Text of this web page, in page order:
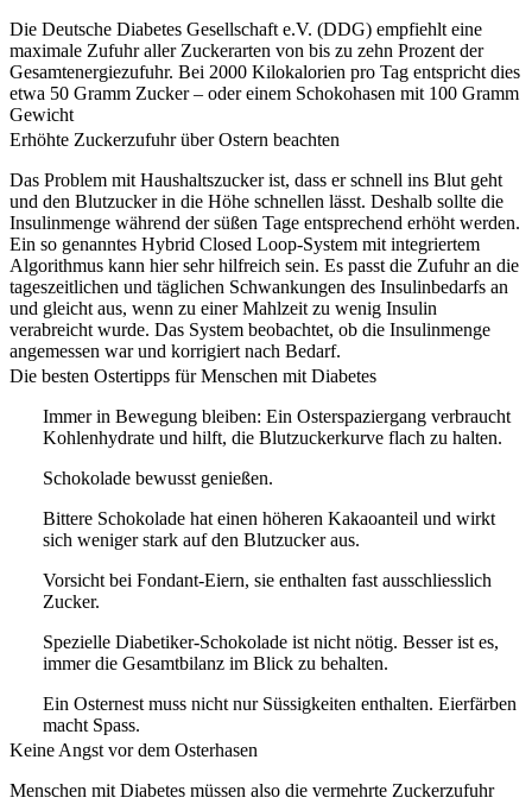
Die Deutsche Diabetes Gesellschaft e.V. (DDG) empfiehlt eine
maximale Zufuhr aller Zuckerarten von bis zu zehn Prozent der
Gesamtenergiezufuhr. Bei 2000 Kilokalorien pro Tag entspricht dies
etwa 50 Gramm Zucker – oder einem Schokohasen mit 100 Gramm
Gewicht
Erhöhte Zuckerzufuhr über Ostern beachten
Das Problem mit Haushaltszucker ist, dass er schnell ins Blut geht
und den Blutzucker in die Höhe schnellen lässt. Deshalb sollte die
Insulinmenge während der süßen Tage entsprechend erhöht werden.
Ein so genanntes Hybrid Closed Loop-System mit integriertem
Algorithmus kann hier sehr hilfreich sein. Es passt die Zufuhr an die
tageszeitlichen und täglichen Schwankungen des Insulinbedarfs an
und gleicht aus, wenn zu einer Mahlzeit zu wenig Insulin
verabreicht wurde. Das System beobachtet, ob die Insulinmenge
angemessen war und korrigiert nach Bedarf.
Die besten Ostertipps für Menschen mit Diabetes
Immer in Bewegung bleiben: Ein Osterspaziergang verbraucht
Kohlenhydrate und hilft, die Blutzuckerkurve flach zu halten.
Schokolade bewusst genießen.
Bittere Schokolade hat einen höheren Kakaoanteil und wirkt
sich weniger stark auf den Blutzucker aus.
Vorsicht bei Fondant-Eiern, sie enthalten fast ausschliesslich
Zucker.
Spezielle Diabetiker-Schokolade ist nicht nötig. Besser ist es,
immer die Gesamtbilanz im Blick zu behalten.
Ein Osternest muss nicht nur Süssigkeiten enthalten. Eierfärben
macht Spass.
Keine Angst vor dem Osterhasen
Menschen mit Diabetes müssen also die vermehrte Zuckerzufuhr